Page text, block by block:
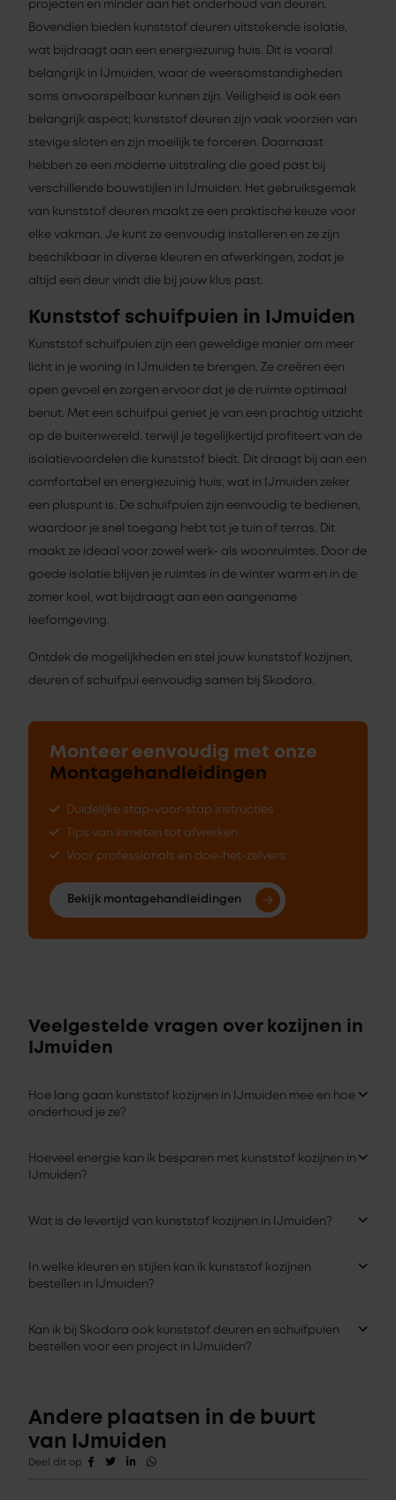
projecten en minder aan het onderhoud van deuren.
Bovendien bieden kunststof deuren uitstekende isolatie,
wat bijdraagt aan een energiezuinig huis. Dit is vooral
belangrijk in IJmuiden, waar de weersomstandigheden
soms onvoorspelbaar kunnen zijn. Veiligheid is ook een
belangrijk aspect; kunststof deuren zijn vaak voorzien van
stevige sloten en zijn moeilijk te forceren. Daarnaast
hebben ze een moderne uitstraling die goed past bij
verschillende bouwstijlen in IJmuiden. Het gebruiksgemak
van kunststof deuren maakt ze een praktische keuze voor
elke vakman. Je kunt ze eenvoudig installeren en ze zijn
beschikbaar in diverse kleuren en afwerkingen, zodat je
altijd een deur vindt die bij jouw klus past.
Kunststof schuifpuien in IJmuiden
Kunststof schuifpuien zijn een geweldige manier om meer
licht in je woning in IJmuiden te brengen. Ze creëren een
open gevoel en zorgen ervoor dat je de ruimte optimaal
benut. Met een schuifpui geniet je van een prachtig uitzicht
op de buitenwereld, terwijl je tegelijkertijd profiteert van de
isolatievoordelen die kunststof biedt. Dit draagt bij aan een
comfortabel en energiezuinig huis, wat in IJmuiden zeker
een pluspunt is. De schuifpuien zijn eenvoudig te bedienen,
waardoor je snel toegang hebt tot je tuin of terras. Dit
maakt ze ideaal voor zowel werk- als woonruimtes. Door de
goede isolatie blijven je ruimtes in de winter warm en in de
zomer koel, wat bijdraagt aan een aangename
leefomgeving.
Ontdek de mogelijkheden en stel jouw kunststof kozijnen,
deuren of schuifpui eenvoudig samen bij Skodora.
Monteer eenvoudig met onze
Montagehandleidingen
Duidelijke stap-voor-stap instructies
Tips van inmeten tot afwerken
Voor professionals en doe-het-zelvers
Bekijk montagehandleidingen
Veelgestelde vragen over kozijnen in
IJmuiden
Hoe lang gaan kunststof kozijnen in IJmuiden mee en hoe
onderhoud je ze?
Hoeveel energie kan ik besparen met kunststof kozijnen in
IJmuiden?
Wat is de levertijd van kunststof kozijnen in IJmuiden?
In welke kleuren en stijlen kan ik kunststof kozijnen
bestellen in IJmuiden?
Kan ik bij Skodora ook kunststof deuren en schuifpuien
bestellen voor een project in IJmuiden?
Andere plaatsen in de buurt
van IJmuiden
Deel dit op